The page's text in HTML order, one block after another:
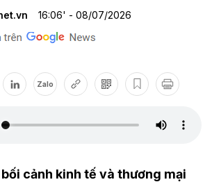
16:06' - 08/07/2026
Zalo
cảnh kinh tế và thương mại